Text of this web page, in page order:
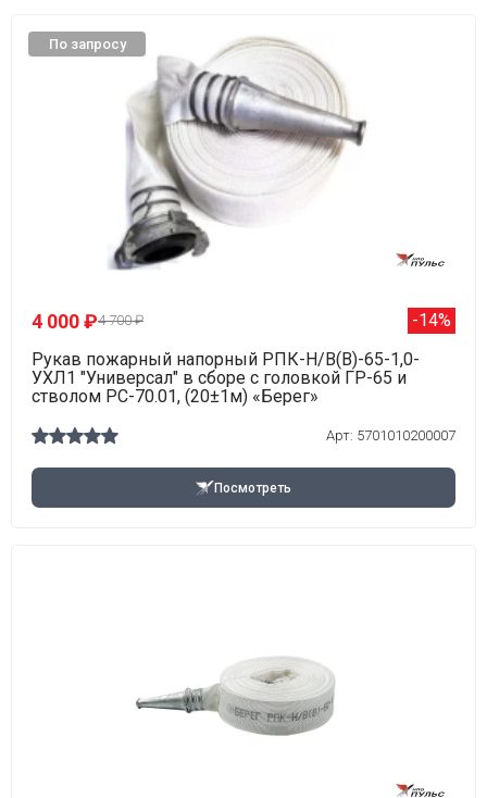
По запросу
4 000 ₽4 700 ₽
-14%
Рукав пожарный напорный РПК-Н/В(В)-65-1,0-
УХЛ1 "Универсал" в сборе с головкой ГР-65 и
стволом РС-70.01, (20±1м) «Берег»
Арт: 5701010200007
Посмотреть